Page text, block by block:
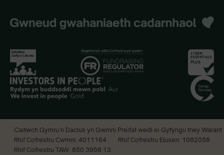
Cadwch Gymru’n Daclus yn Gwmni Preifat wedi ei Gyfyngu trwy Warant
Rhif Cofrestru Cwmni: 4011164
Rhif Cofrestru Elusen: 1082058
Rhif Cofrestru TAW: 850 3958 13